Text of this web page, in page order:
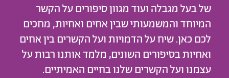
של בעל מגבלה ועוד מגוון סיפורים על הקשר
המיוחד והמשמעותי שבין אחים ואחיות, מחכים
לכם כאן. שיח על הדמויות ועל הקשרים בין אחים
ואחיות בסיפורים השונים, מלמד אותנו רבות על
עצמנו ועל הקשרים שלנו בחיים האמיתיים.